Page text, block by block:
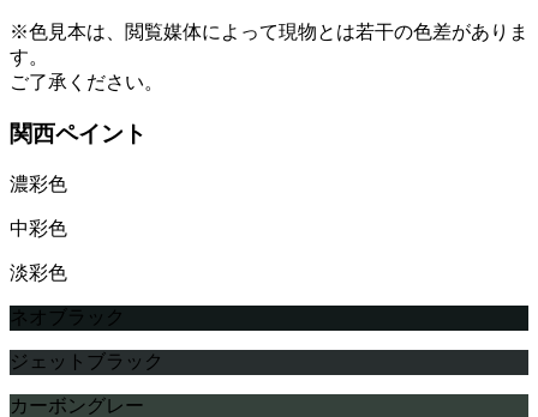
※色見本は、閲覧媒体によって現物とは若干の色差がありま
す。
ご了承ください。
関西ペイント
濃彩色
中彩色
淡彩色
ネオブラック
ジェットブラック
カーボングレー